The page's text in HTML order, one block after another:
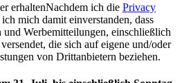
erhaltenNachdem ich die Privacy
mich damit einverstanden, dass
und Werbemitteilungen, einschließlich
die sich auf eigene und/oder
von Drittanbietern beziehen.